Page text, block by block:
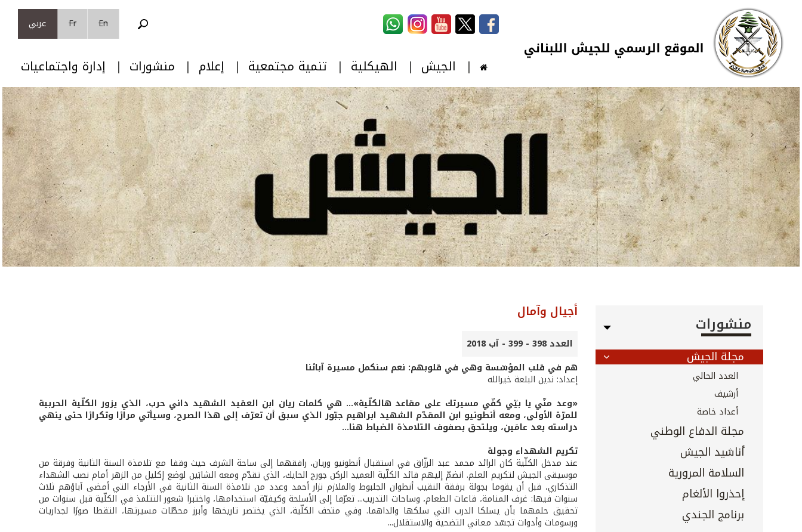
تجاوز إلى المحتوى الرئيسي
Skip to navigation
En
Fr عربي
الجيش الهيكلية تنمية مجتمعية إعلام منشورات إدارة واجتماعيات
منشورات
مجلة الجيش
العدد الحالي
أرشيف
أعداد خاصة
مجلة الدفاع الوطني
أناشيد الجيش
السلامة المرورية
إحذروا الألغام
برنامج الجندي
أجيال وآمال
العدد 398 - 399 - آب 2018
هم في قلب المؤسّسة وهي في قلوبهم: نعم سنكمل مسيرة آبائنا
إعداد: ندين البلعة خيرالله
«وعد منّي يا بيّي كفّي مسيرتك على مقاعد هالكلّية»... هي كلمات ريان ابن العقيد الشهيد داني حرب، الذي يزور الكلّية الحربية
للمرّة الأولى، ومعه أنطونيو ابن المقدّم الشهيد ابراهيم جبّور الذي سبق أن تعرّف إلى هذا الصرح، وسيأتي مرارًا وتكرارًا حتى ينهي
دراسته بعد عامَين، ويلتحق بصفوف التلامذة الضباط هنا...
تكريم الشهداء وجولة
عند مدخل الكلّية كان الرائد محمد عبد الرزّاق في استقبال أنطونيو وريان، رافقهما إلى ساحة الشرف حيث وقفا مع تلامذة السنة الثانية وفرقة من
موسيقى الجيش لتكريم العلم. انضمّ إليهم قائد الكلّية العميد الركن جورج الحايك، الذي تقدّم ومعه الشابَين لوضع إكليل من الزهر أمام نصب الشهداء
التذكاري، قبل أن يقوما بجولة برفقة النقيب أنطوان الجلبوط والملازم نزار أحمد وعدد من تلامذة السنة الثانية في الأرجاء التي أمضى آباؤهم ثلاث
سنوات فيها: غرف المنامة، قاعات الطعام، وساحات التدريب... تعرّفا إلى الأسلحة وكيفيّة استخدامها، واختبرا شعور التتلمذ في الكلّية قبل سنوات من
تحقيق حلمهما بأن يسلكا الدرب التي سلكها والداهما. وفي متحف الكلّية، الذي يختصر تاريخها وأبرز محطّات مسيرتها، التقطا صورًا لجداريات
ورسومات وأدوات تجسّد معاني التضحية والاستقلال...